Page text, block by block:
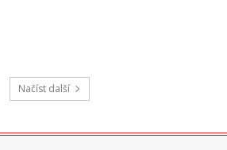
Načíst další